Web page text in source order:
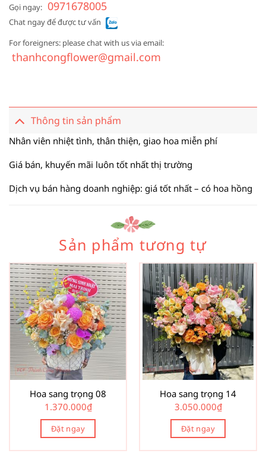
Gọi ngay: 0971678005
Chat ngay để được tư vấn
For foreigners: please chat with us via email:
thanhcongflower@gmail.com
Thông tin sản phẩm
Nhân viên nhiệt tình, thân thiện, giao hoa miễn phí
Giá bán, khuyến mãi luôn tốt nhất thị trường
Dịch vụ bán hàng doanh nghiệp: giá tốt nhất – có hoa hồng
Sản phẩm tương tự
Hoa sang trọng 08
1.370.000₫
Đặt ngay
Hoa sang trọng 14
3.050.000₫
Đặt ngay